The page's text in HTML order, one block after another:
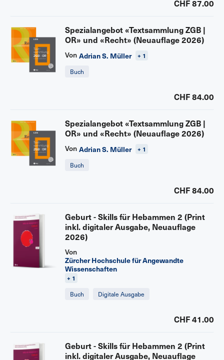
CHF 87.00
Spezialangebot «Textsammlung ZGB |
OR» und «Recht» (Neuauflage 2026)
Von Adrian S. Müller
+ 1
Buch
CHF 84.00
Spezialangebot «Textsammlung ZGB |
OR» und «Recht» (Neuauflage 2026)
Von Adrian S. Müller
+ 1
Buch
CHF 84.00
Geburt - Skills für Hebammen 2 (Print
inkl. digitaler Ausgabe, Neuauflage
2026)
Von
Zürcher Hochschule für Angewandte
Wissenschaften
+ 1
Buch
Digitale Ausgabe
CHF 41.00
Geburt - Skills für Hebammen 2 (Print
inkl. digitaler Ausgabe, Neuauflage